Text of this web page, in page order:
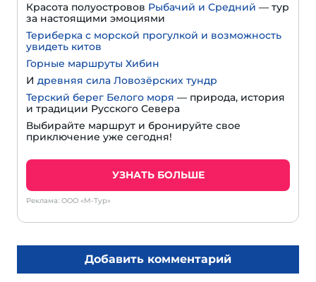
Красота полуостровов Рыбачий и Средний — тур
за настоящими эмоциями
Териберка с морской прогулкой и возможность
увидеть китов
Горные маршруты Хибин
И древняя сила Ловозёрских тундр
Терский берег Белого моря — природа, история
и традиции Русского Севера
Выбирайте маршрут и бронируйте свое
приключение уже сегодня!
УЗНАТЬ БОЛЬШЕ
Реклама: ООО «М-Тур»
Добавить комментарий